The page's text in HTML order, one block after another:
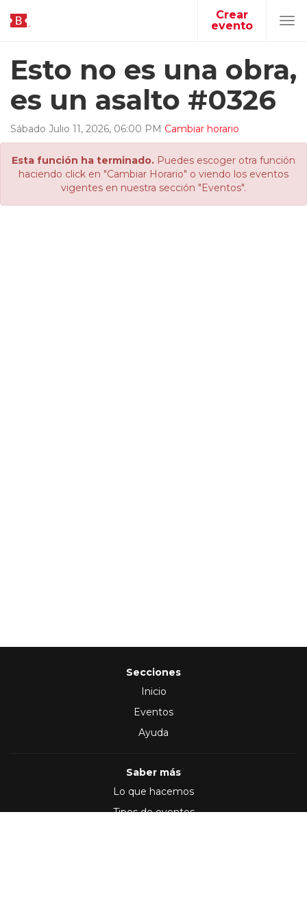
Crear
evento
Esto no es una obra,
es un asalto #0326
Sábado Julio 11, 2026, 06:00 PM Cambiar horario
Esta función ha terminado. Puedes escoger otra función
haciendo click en "Cambiar Horario" o viendo los eventos
vigentes en nuestra sección "Eventos".
Secciones
Inicio
Eventos
Ayuda
Saber más
Lo que hacemos
Tipos de eventos